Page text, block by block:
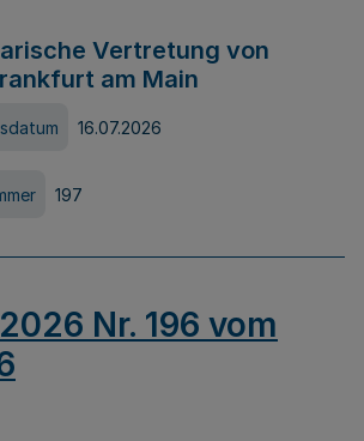
Vertretung von
am Main
16.07.2026
197
Nr. 196 vom